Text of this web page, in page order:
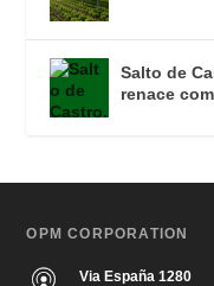
Salto de
renace
OPM CORPORATION
Via España 1280